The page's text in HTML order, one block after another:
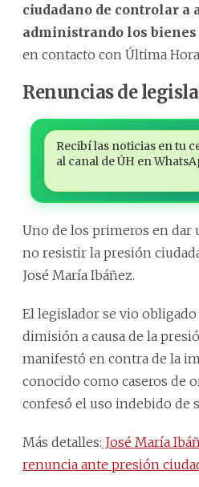
ciudadano de controlar a
administrando los bienes
en contacto con Última
Renuncias de
Recibí las noticias en tu
al canal de ÚH en
Uno de los primeros en dar
no resistir la presión
José María Ibáñez.
El legislador se vio obligado
dimisión a causa de la
manifestó en contra de la
conocido como caseros de
confesó el uso indebido de
Más detalles: José María
renuncia ante presión